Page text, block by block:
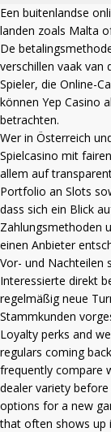
Een buitenlandse
landen zoals Malta
De
verschillen vaak van
Spieler, die Online-
können Yep Casino
betrachten.
Wer in Österreich
Spielcasino mit
allem auf
Portfolio an Slots
dass sich ein Blick
Zahlungsmethoden
einen Anbieter
Vor- und Nachteilen
Interessierte direkt
regelmäßig neue
Stammkunden
Loyalty perks and
regulars coming
frequently compare
dealer variety
options for a new
that often shows up